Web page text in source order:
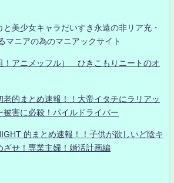
と美少女キャラだいすき永遠の非リア充・
マニアの為のマニアックサイト
！アニメッフル） ひきこもりニートのオ
老的まとめ速報！！大帝イタチにラリアッ
被害に必殺！パイルドライバー
的まとめ速報！！子供が欲しいど陰キ
ざせ！専業主婦！婚活計画編